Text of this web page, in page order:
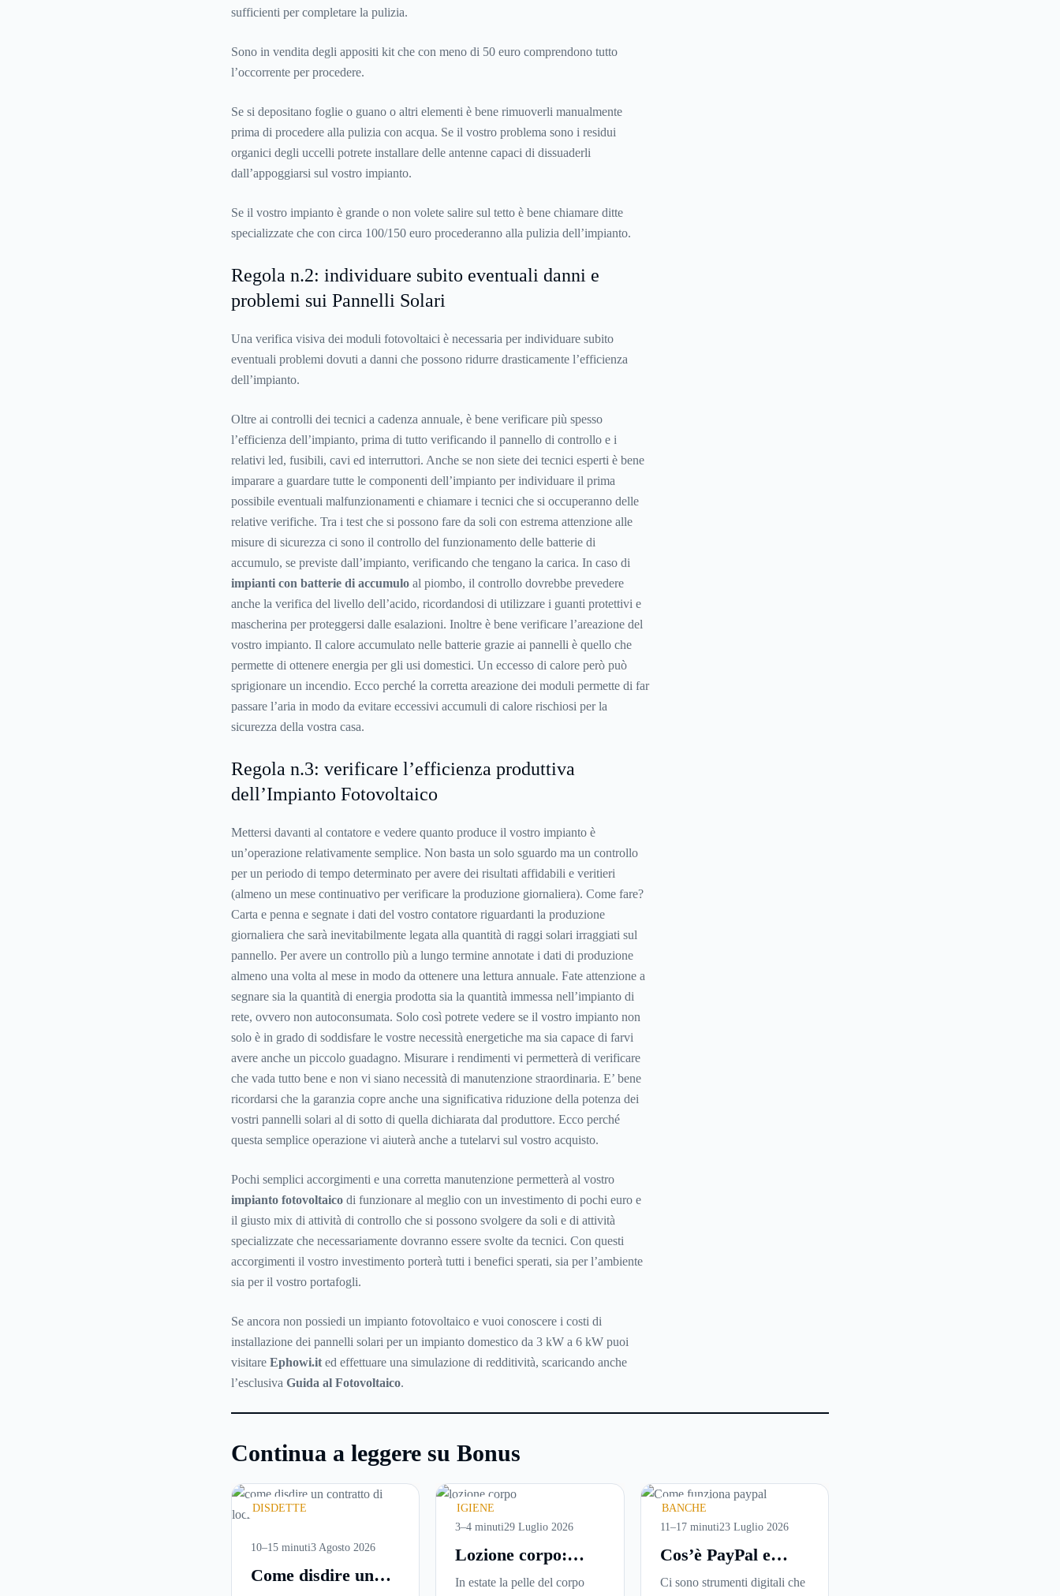
sufficienti per completare la pulizia.
Sono in vendita degli appositi kit che con meno di 50 euro comprendono tutto
l’occorrente per procedere.
Se si depositano foglie o guano o altri elementi è bene rimuoverli manualmente
prima di procedere alla pulizia con acqua. Se il vostro problema sono i residui
organici degli uccelli potrete installare delle antenne capaci di dissuaderli
dall’appoggiarsi sul vostro impianto.
Se il vostro impianto è grande o non volete salire sul tetto è bene chiamare ditte
specializzate che con circa 100/150 euro procederanno alla pulizia dell’impianto.
Regola n.2: individuare subito eventuali danni e
problemi sui Pannelli Solari
Una verifica visiva dei moduli fotovoltaici è necessaria per individuare subito
eventuali problemi dovuti a danni che possono ridurre drasticamente l’efficienza
dell’impianto.
Oltre ai controlli dei tecnici a cadenza annuale, è bene verificare più spesso
l’efficienza dell’impianto, prima di tutto verificando il pannello di controllo e i
relativi led, fusibili, cavi ed interruttori. Anche se non siete dei tecnici esperti è bene
imparare a guardare tutte le componenti dell’impianto per individuare il prima
possibile eventuali malfunzionamenti e chiamare i tecnici che si occuperanno delle
relative verifiche. Tra i test che si possono fare da soli con estrema attenzione alle
misure di sicurezza ci sono il controllo del funzionamento delle batterie di
accumulo, se previste dall’impianto, verificando che tengano la carica. In caso di
impianti con batterie di accumuloal piombo, il controllo dovrebbe prevedere
anche la verifica del livello dell’acido, ricordandosi di utilizzare i guanti protettivi e
mascherina per proteggersi dalle esalazioni. Inoltre è bene verificare l’areazione del
vostro impianto. Il calore accumulato nelle batterie grazie ai pannelli è quello che
permette di ottenere energia per gli usi domestici. Un eccesso di calore però può
sprigionare un incendio. Ecco perché la corretta areazione dei moduli permette di far
passare l’aria in modo da evitare eccessivi accumuli di calore rischiosi per la
sicurezza della vostra casa.
Regola n.3: verificare l’efficienza produttiva
dell’Impianto Fotovoltaico
Mettersi davanti al contatore e vedere quanto produce il vostro impianto è
un’operazione relativamente semplice. Non basta un solo sguardo ma un controllo
per un periodo di tempo determinato per avere dei risultati affidabili e veritieri
(almeno un mese continuativo per verificare la produzione giornaliera). Come fare?
Carta e penna e segnate i dati del vostro contatore riguardanti la produzione
giornaliera che sarà inevitabilmente legata alla quantità di raggi solari irraggiati sul
pannello. Per avere un controllo più a lungo termine annotate i dati di produzione
almeno una volta al mese in modo da ottenere una lettura annuale. Fate attenzione a
segnare sia la quantità di energia prodotta sia la quantità immessa nell’impianto di
rete, ovvero non autoconsumata. Solo così potrete vedere se il vostro impianto non
solo è in grado di soddisfare le vostre necessità energetiche ma sia capace di farvi
avere anche un piccolo guadagno. Misurare i rendimenti vi permetterà di verificare
che vada tutto bene e non vi siano necessità di manutenzione straordinaria. E’ bene
ricordarsi che la garanzia copre anche una significativa riduzione della potenza dei
vostri pannelli solari al di sotto di quella dichiarata dal produttore. Ecco perché
questa semplice operazione vi aiuterà anche a tutelarvi sul vostro acquisto.
Pochi semplici accorgimenti e una corretta manutenzione permetterà al vostro
impianto fotovoltaicodi funzionare al meglio con un investimento di pochi euro e
il giusto mix di attività di controllo che si possono svolgere da soli e di attività
specializzate che necessariamente dovranno essere svolte da tecnici. Con questi
accorgimenti il vostro investimento porterà tutti i benefici sperati, sia per l’ambiente
sia per il vostro portafogli.
Se ancora non possiedi un impianto fotovoltaico e vuoi conoscere i costi di
installazione dei pannelli solari per un impianto domestico da 3 kW a 6 kW puoi
visitare Ephowi.ited effettuare una simulazione di redditività, scaricando anche
l’esclusiva Guida al Fotovoltaico.
Continua a leggere su Bonus
DISDETTE
10–15 minuti3 Agosto 2026
Come disdire un
IGIENE
3–4 minuti29 Luglio 2026
Lozione corpo:
perché è la scelta
In estate la pelle del corpo
BANCHE
11–17 minuti23 Luglio 2026
Cos’è PayPal e
come funziona: la
Ci sono strumenti digitali che